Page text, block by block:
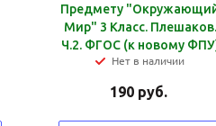
Предмету
Мир" 3 Класс. Плешаков.
Ч.2. ФГОС (к новому
Нет в наличии
190руб.